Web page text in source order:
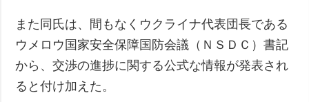
また同氏は、間もなくウクライナ代表団長である
ウメロウ国家安全保障国防会議（ＮＳＤＣ）書記
から、交渉の進捗に関する公式な情報が発表され
ると付け加えた。